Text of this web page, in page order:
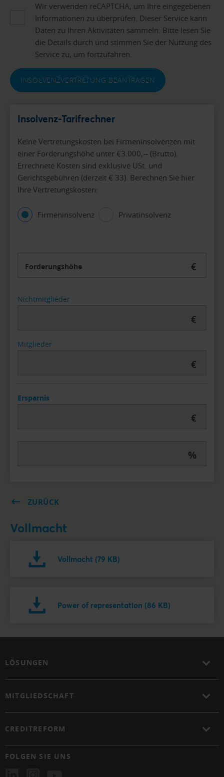
Wir verwenden reCAPTCHA, um Ihre eingegebenen
Informationen zu überprüfen. Dieser Service kann
Daten zu Ihren Aktivitäten sammeln. Bitte lesen Sie
die Details durch und stimmen Sie der Nutzung des
Service zu, um fortzufahren.
INSOLVENZVERTRETUNG BEANTRAGEN
Insolvenz-Tarifrechner
Keine Vertretungskosten bei Firmeninsolvenzen mit
einer Forderungshöhe unter €3.000,-- (Brutto).
Errechnete Kosten sind exklusive USt. und
Gerichtsgebühren (derzeit € 33). Berechnen Sie hier
Ihre Vertretungskosten:
Firmeninsolvenz Privatinsolvenz
Forderungshöhe €
Nichtmitglieder
€
Mitglieder
€
Ersparnis
€
%
ZURÜCK
Vollmacht
Vollmacht (79 KB)
Power of representation (86 KB)
LÖSUNGEN
MITGLIEDSCHAFT
CREDITREFORM
FOLGEN SIE UNS